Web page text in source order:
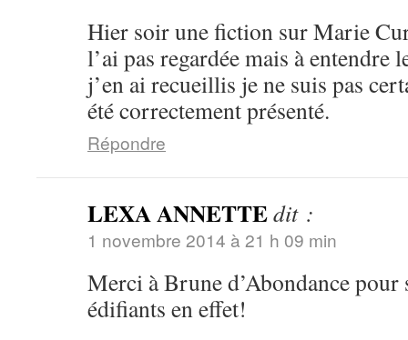
Hier soir une fiction sur Marie
l’ai pas regardée mais à entendre
j’en ai recueillis je ne suis pas
été correctement présenté.
Répondre
LEXA ANNETTEdit :
1 novembre 2014 à 21 h 09 min
Merci à Brune d’Abondance pour
édifiants en effet!